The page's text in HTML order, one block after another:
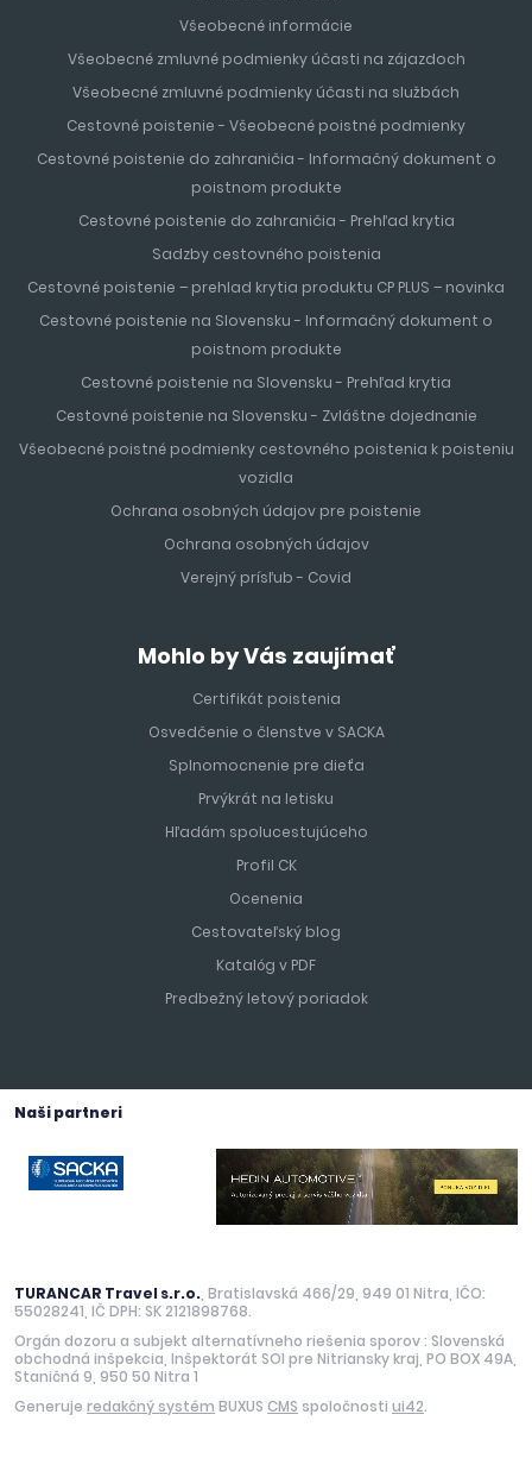
Všeobecné informácie
Všeobecné zmluvné podmienky účasti na zájazdoch
Všeobecné zmluvné podmienky účasti na službách
Cestovné poistenie - Všeobecné poistné podmienky
Cestovné poistenie do zahraničia - Informačný dokument o
poistnom produkte
Cestovné poistenie do zahraničia - Prehľad krytia
Sadzby cestovného poistenia
Cestovné poistenie – prehlad krytia produktu CP PLUS – novinka
Cestovné poistenie na Slovensku - Informačný dokument o
poistnom produkte
Cestovné poistenie na Slovensku - Prehľad krytia
Cestovné poistenie na Slovensku - Zvláštne dojednanie
Všeobecné poistné podmienky cestovného poistenia k poisteniu
vozidla
Ochrana osobných údajov pre poistenie
Ochrana osobných údajov
Verejný prísľub - Covid
Mohlo by Vás zaujímať
Certifikát poistenia
Osvedčenie o členstve v SACKA
Splnomocnenie pre dieťa
Prvýkrát na letisku
Hľadám spolucestujúceho
Profil CK
Ocenenia
Cestovateľský blog
Katalóg v PDF
Predbežný letový poriadok
Naši partneri
TURANCAR Travel s.r.o. , Bratislavská 466/29, 949 01 Nitra, IČO:
55028241, IČ DPH: SK 2121898768.
Orgán dozoru a subjekt alternatívneho riešenia sporov : Slovenská
obchodná inšpekcia, Inšpektorát SOI pre Nitriansky kraj, PO BOX 49A,
Staničná 9, 950 50 Nitra 1
Generuje redakčný systém BUXUS CMS spoločnosti ui42.